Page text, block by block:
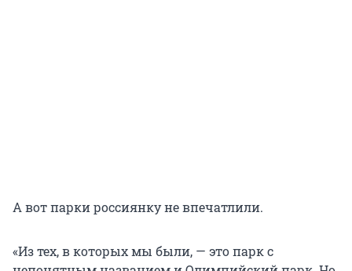
А вот парки россиянку не впечатлили.
«Из тех, в которых мы были, — это парк с